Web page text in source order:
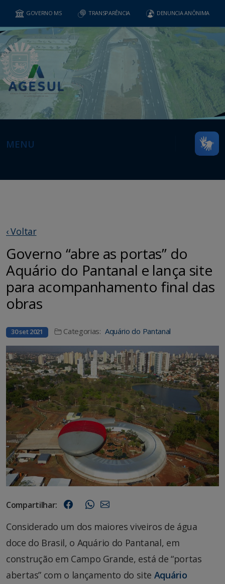
GOVERNO MS TRANSPARÊNCIA DENUNCIA ANÔNIMA
MENU
‹ Voltar
Governo “abre as portas” do
Aquário do Pantanal e lança site
para acompanhamento final das
obras
30 set 2021 Categorias: Aquário do Pantanal
Compartilhar:
Considerado um dos maiores viveiros de água
doce do Brasil, o Aquário do Pantanal, em
construção em Campo Grande, está de “portas
abertas” com o lançamento do site Aquário